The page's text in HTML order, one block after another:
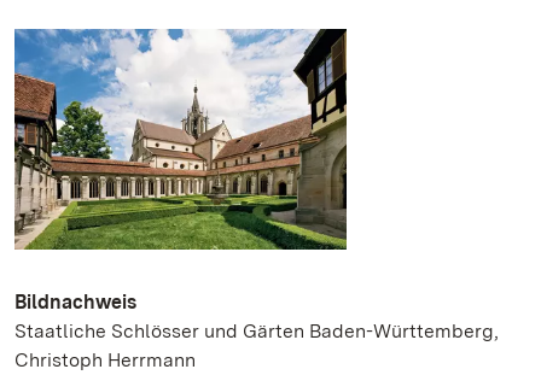
Bildnachweis
Staatliche Schlösser und Gärten Baden-Württemberg,
Christoph Herrmann